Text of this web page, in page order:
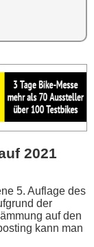
2021
5. Auflage des
der
auf den
kann man